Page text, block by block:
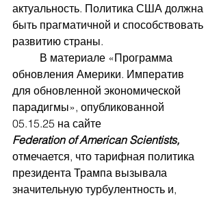
актуальность. Политика США должна
быть прагматичной и способствовать
развитию страны.
обновления Америки. Императив
для обновленной экономической
парадигмы», опубликованной
05.15.25 на сайте
Federation of American Scientists,
отмечается, что тарифная политика
президента Трампа вызывала
значительную турбулентность и,